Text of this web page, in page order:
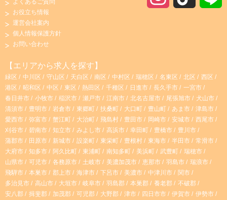
#駅チカ・駅ナカ #夕方からの仕事
#社員登用あり
#完全週休2日制 #寮 #ブランクOK #昼からの仕事
#産休・育休実績あり #託児所あり #子育て両立応援
#昇給あり #社宅 #経験者優遇 #交通費支給
#学歴・年齢不問 #残業なし #週4日以上
#服装・髪型自由 #シニア歓迎 #週2、3日～OK
#無資格OK #土日祝休み #副業・WワークOK
a
g
r
a
m
o
k
よくあるご質問
お役立ち情報
運営会社案内
個人情報保護方針
お問い合わせ
【エリアから求人を探す】
緑区 中川区 守山区 天白区 南区 中村区 瑞穂区 名東区 北区
西区
港区
昭和区 中区 東区 熱田区 千種区 日進市 長久手市
一宮市
春日井市
小牧市 稲沢市 瀬戸市 江南市 北名古屋市 尾張旭市
犬山市
清須市
豊明市 岩倉市 東郷町 扶桑町 大口町 豊山町 あま市
津島市
愛西市
弥富市 蟹江町 大治町 飛島村 豊田市 岡崎市 安城市
西尾市
刈谷市
碧南市 知立市 みよし市 高浜市 幸田町 豊橋市
豊川市
蒲郡市
田原市 新城市 設楽町 東栄町 豊根村 東海市 半田市
常滑市
大府市
知多市 阿久比町 東浦町 南知多町 美浜町 武豊町
瑞穂市
山県市
可児市 各務原市 土岐市 美濃加茂市 恵那市 羽島市
瑞浪市
飛騨市
本巣市 郡上市 海津市 下呂市 美濃市 中津川市
関市
多治見市
高山市 大垣市 岐阜市 羽島郡 本巣郡 養老郡
不破郡
安八郡
揖斐郡 加茂郡 可児郡 大野郡 津市 四日市市 伊賀市
伊勢市